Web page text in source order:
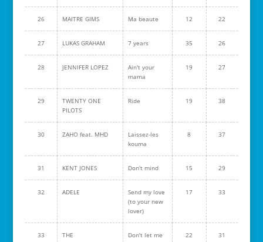
26 MAITRE GIMS Ma beaute 12 22
27 LUKAS GRAHAM 7 years 35 26
28 JENNIFER LOPEZ
Ain't your
mama
19 27
29
TWENTY ONE
PILOTS
Ride 19 38
30 ZAHO feat. MHD
Laissez-les
kouma
8 37
31 KENT JONES Don't mind 15 29
32 ADELE
Send my love
(to your new
lover)
17 33
33
THE
Don't let me
22 31